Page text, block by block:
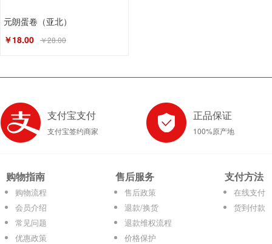
元朗蛋卷（亚北）
￥18.00 ￥28.00
支付宝支付
支付宝签约商家
正品保证
100%原产地
购物指南
购物流程
会员介绍
常见问题
优惠政策
售后服务
售后政策
退款/换货
退款维权流程
价格保护
支付方法
在线支付
货到付款